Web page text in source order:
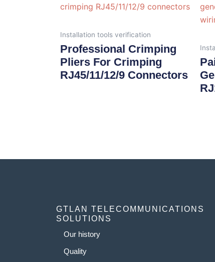
Installation tools verification
Professional Crimping
Pliers For Crimping
RJ45/11/12/9 Connectors
GTLAN TELECOMMUNICATIONS
SOLUTIONS
Our history
Quality